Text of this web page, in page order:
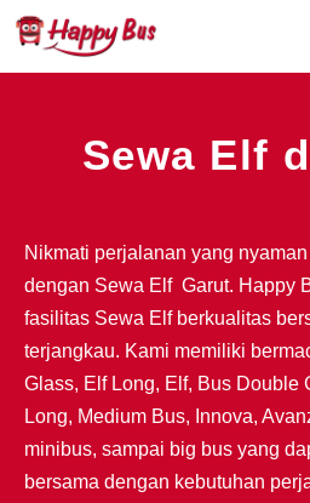
Sewa Elf
Nikmati perjalanan yang
dengan Sewa Elf Garut. Happy
fasilitas Sewa Elf berkualitas
terjangkau. Kami memiliki
Glass, Elf Long, Elf, Bus Double
Long, Medium Bus, Innova,
minibus, sampai big bus yang
bersama dengan kebutuhan